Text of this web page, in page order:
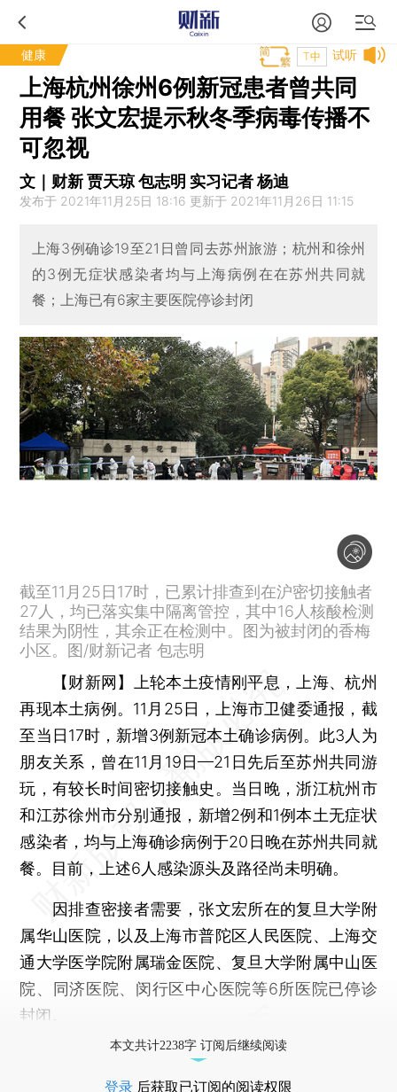
健康 试听
T中
上海杭州徐州6例新冠患者曾共同
用餐 张文宏提示秋冬季病毒传播不
可忽视
文｜财新 贾天琼 包志明 实习记者 杨迪
发布于 2021年11月25日 18:16 更新于 2021年11月26日 11:15
上海3例确诊19至21日曾同去苏州旅游；杭州和徐州
的3例无症状感染者均与上海病例在在苏州共同就
餐；上海已有6家主要医院停诊封闭
截至11月25日17时，已累计排查到在沪密切接触者
27人，均已落实集中隔离管控，其中16人核酸检测
结果为阴性，其余正在检测中。图为被封闭的香梅
小区。图/财新记者 包志明
【财新网】
上轮本土疫情刚平息，上海、杭州
再现本土病例。11月25日，上海市卫健委通报，截
至当日17时，新增3例新冠本土确诊病例。此3人为
朋友关系，曾在11月19日—21日先后至苏州共同游
玩，有较长时间密切接触史。当日晚，浙江杭州市
和江苏徐州市分别通报，新增2例和1例本土无症状
感染者，均与上海确诊病例于20日晚在苏州共同就
餐。目前，上述6人感染源头及路径尚未明确。
因排查密接者需要，张文宏所在的复旦大学附
属华山医院，以及上海市普陀区人民医院、上海交
通大学医学院附属瑞金医院、复旦大学附属中山医
院、同济医院、闵行区中心医院等6所医院已停诊
封闭。
本文共计2238字 订阅后继续阅读
登录 后获取已订阅的阅读权限